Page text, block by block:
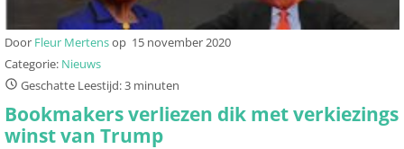
Door Fleur Mertensop 15 november 2020
Categorie: Nieuws
Geschatte Leestijd: 3 minuten
Bookmakers verliezen dik met verkiezings
winst van Trump